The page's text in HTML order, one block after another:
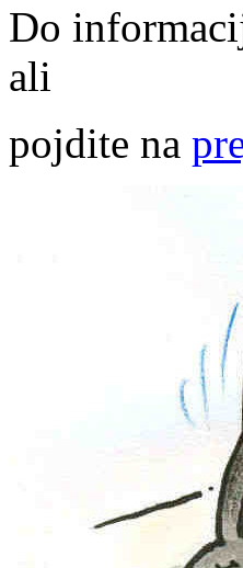
Do
ali
pojdite na